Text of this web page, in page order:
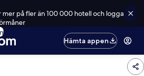
mer på fler än 100 000 hotell och logga
Hämta appen